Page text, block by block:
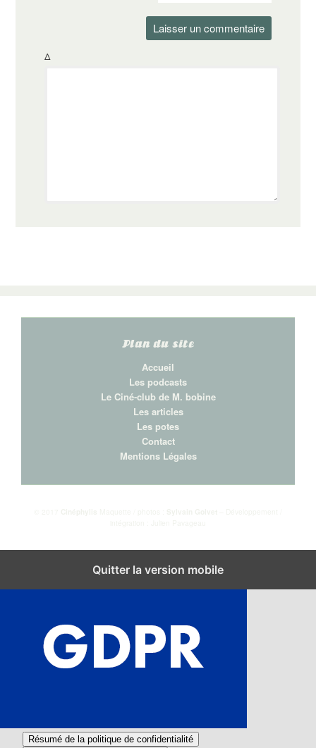
Δ
Plan du site
Accueil
Les podcasts
Le Ciné-club de M. bobine
Les articles
Les potes
Contact
Mentions Légales
Quitter la version mobile
Fermer les réglages des cookies GDPR
Résumé de la politique de confidentialité